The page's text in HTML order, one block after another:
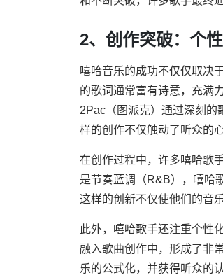
2、创作突破：个
嘻哈音乐的成功不仅仅取决
的歌词通常富有诗意，充满
2Pac（图派克）通过深刻的
样的创作不仅触动了听众的
在创作过程中，许多嘻哈歌
是节奏蓝调（R&B），嘻哈
这样的创新不仅使他们的音
此外，嘻哈歌手还注重个性
融入歌曲创作中，形成了非
乐的公式化，并获得听众的